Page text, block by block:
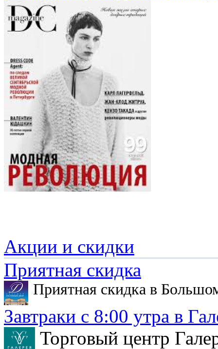
Акции и скидки
Приятная скидка
Приятная скидка в
Завтраки с 8:00 утра в
Торговый центр